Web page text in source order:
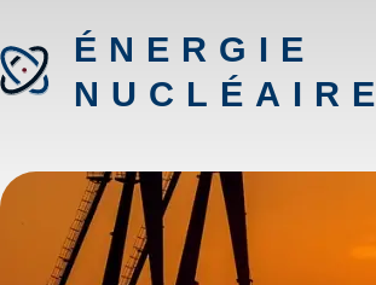
ÉNERGIE
NUCLÉAIRE